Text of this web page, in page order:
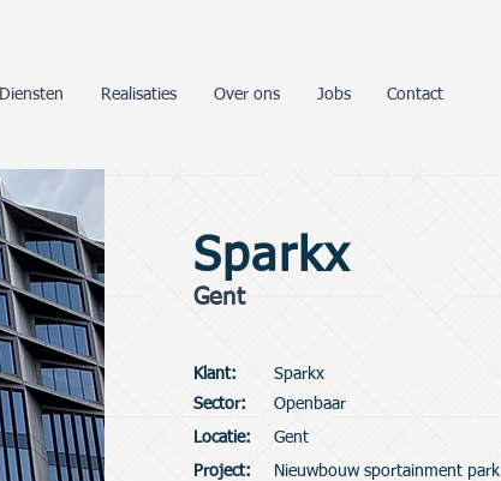
Diensten Realisaties Over ons Jobs Contact
Sparkx
Gent
Klant:
Sparkx
Sector:
Openbaar
Locatie:
Gent
Project:
Nieuwbouw sportainment park